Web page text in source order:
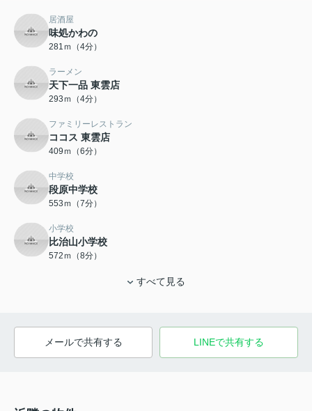
居酒屋
味処かわの
281ｍ（4分）
ラーメン
天下一品 東雲店
293ｍ（4分）
ファミリーレストラン
ココス 東雲店
409ｍ（6分）
中学校
段原中学校
553ｍ（7分）
小学校
比治山小学校
572ｍ（8分）
すべて見る
メールで共有する LINEで共有する